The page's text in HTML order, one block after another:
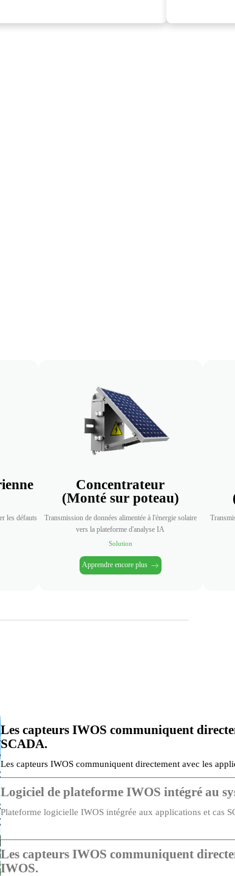
les défauts
Concentrateur
(Monté sur poteau)
Transmission de données alimentée à l'énergie solaire
vers la plateforme d'analyse IA
Solution
Apprendre encore plus
Les capteurs IWOS communiquent
SCADA.
Les capteurs IWOS communiquent directement avec les
retenir…
Logiciel de plateforme IWOS intégré au
Plateforme logicielle IWOS intégrée aux applications et cas
Les capteurs IWOS communiquent
IWOS.